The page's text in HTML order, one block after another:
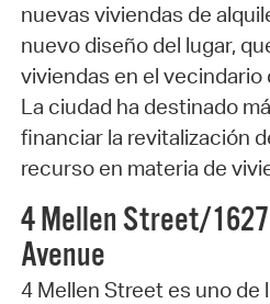
nuevas viviendas de
nuevo diseño del lugar,
viviendas en el
La ciudad ha destinado
financiar la revitalización
recurso en materia de
4 Mellen Street/
Avenue
4 Mellen Street es uno de